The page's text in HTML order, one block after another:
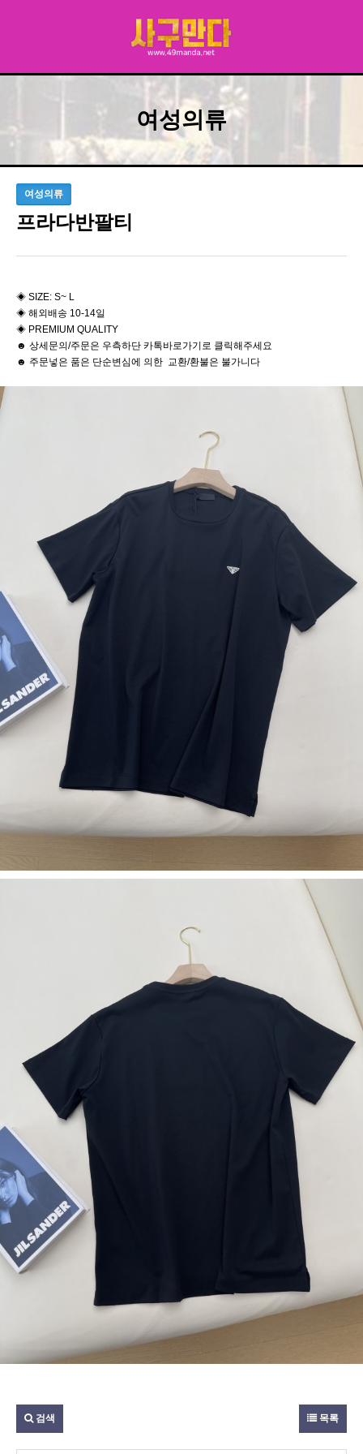
여성의류
여성의류
프라다반팔티
◈ SIZE: S~ L
◈ 해외배송 10-14일
◈ PREMIUM QUALITY
☻ 상세문의/주문은 우측하단 카톡바로가기로 클릭해주세요
☻ 주문넣은 품은 단순변심에 의한 교환/환불은 불가니다
검색 목록